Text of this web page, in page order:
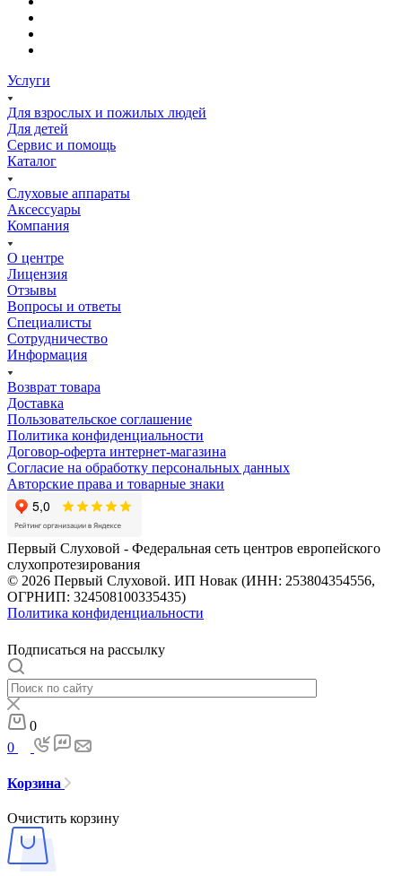
Услуги
Для взрослых и пожилых людей
Для детей
Сервис и помощь
Каталог
Слуховые аппараты
Аксессуары
Компания
О центре
Лицензия
Отзывы
Вопросы и ответы
Специалисты
Сотрудничество
Информация
Возврат товара
Доставка
Пользовательское соглашение
Политика конфиденциальности
Договор-оферта интернет-магазина
Согласие на обработку персональных данных
Авторские права и товарные знаки
Первый Слуховой - Федеральная сеть центров европейского
слухопротезирования
© 2026 Первый Слуховой. ИП Новак (ИНН: 253804354556,
ОГРНИП: 324508100335435)
Политика конфиденциальности
Подписаться на рассылку
0
0
Корзина
Очистить корзину